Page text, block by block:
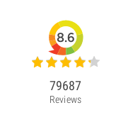
8.6
79687
Reviews